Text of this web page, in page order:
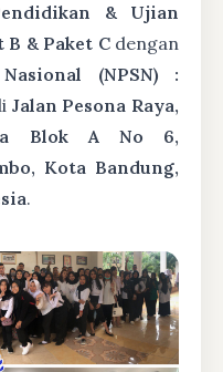
& Ujian
B & Paket Cdengan
(NPSN) :
Jalan Pesona Raya,
Blok A No 6,
Kota Bandung,
.